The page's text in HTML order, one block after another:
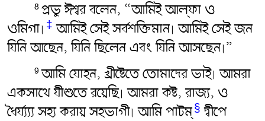
8 প্রভু ঈশ্বর বলেন, “আমিই আল্ফা ও
ওমিগা৷ ‡ আমিই সেই সর্বশক্তিমান৷ আমিই সেই জন
যিনি আছেন, যিনি ছিলেন এবং যিনি আসছেন৷”
9আমি যোহন, খ্রীষ্টেতে তোমাদের ভাই৷ আমরা
একসাথে যীশুতে রয়েছি৷ আমরা কষ্ট, রাজ্য, ও
ধৈর্য্য্য্য সহ্য করায় সহভাগী৷ আমি পাটম্§ দ্বীপে